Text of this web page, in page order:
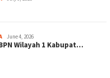
June 4, 2026
Wilayah 1 Kabupat…